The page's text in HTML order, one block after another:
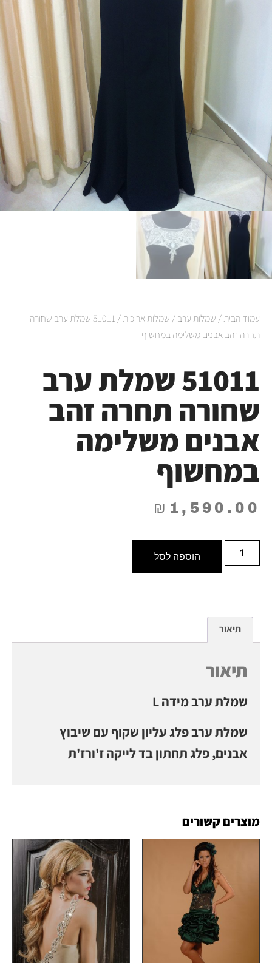
עמוד הבית/ שמלות ערב/ שמלות ארוכות
/ 51011 שמלת ערב שחורה
תחרה זהב אבנים משלימה במחשוף
51011 שמלת ערב
שחורה תחרה זהב
אבנים משלימה
במחשוף
₪ 1,590.00
הוספה לסל
מוצרים קשורים
תיאור
תיאור
שמלת ערב מידה L
שמלת ערב פלג עליון שקוף עם שיבוץ
אבנים, פלג תחתון בד לייקה ז'ורז'ת